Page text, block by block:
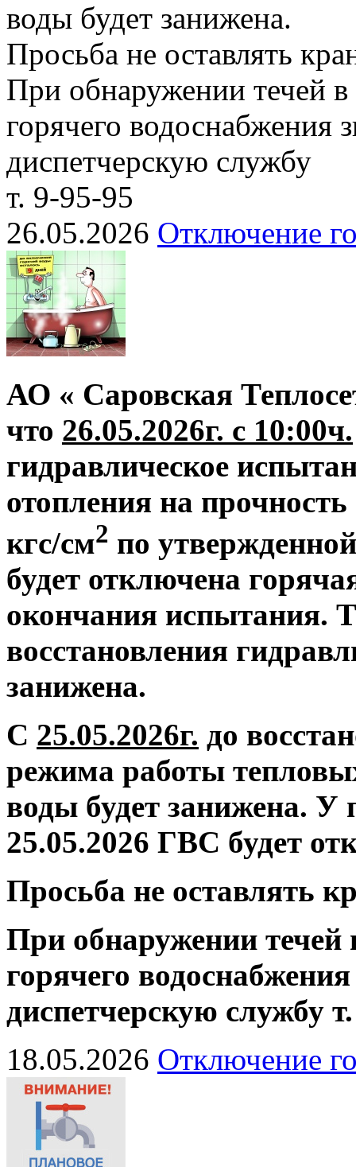
воды будет занижена.
Просьба не оставлять
При обнаружении течей в
горячего водоснабжения
диспетчерскую службу
т. 9-95-95
26.05.2026 Отключение
АО « Саровская
что 26.05.2026г. с 10:00ч.
гидравлическое
отопления на
кгс/см2 по
будет отключена
окончания испытания.
восстановления
занижена.
С 25.05.2026г. до
режима работы
воды будет занижена. У
25.05.2026 ГВС будет
Просьба не оставлять
При обнаружении течей
горячего
диспетчерскую службу
18.05.2026 Отключение